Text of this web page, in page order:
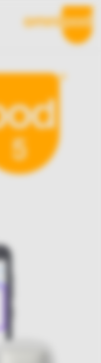
Skip
main
content